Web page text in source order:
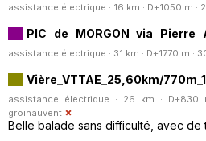
assistance électrique · 16 km · D+1050 m ·
PIC de MORGON via Pierre
assistance électrique · 31 km · D+1770 m ·
Vière_VTTAE_25,60km/
assistance électrique · 26 km ·
groinauvent
Belle balade sans difficulté, avec de